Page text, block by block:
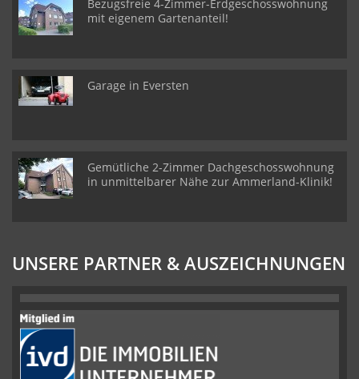
Bezugsfreie 4-Zimmer-Erdgeschosswohnung
mit eigenem Gartenanteil!
Garage in Eversten
Gemütliche 2-Zimmer Dachgeschosswohnung
in unmittelbarer Nähe zur Ammerland-Klinik!
UNSERE PARTNER & AUSZEICHNUNGEN